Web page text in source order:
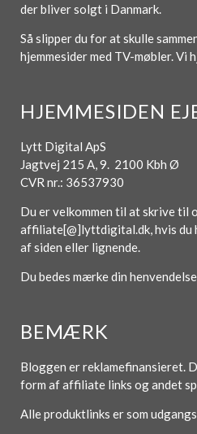
der bliver solgt i Danmark.
Så slipper du for at skulle
hjemmesider med TV-møbler. Vi
HJEMMESIDEN
Lytt Digital ApS
Jagtvej 215 A, 9. 2100 Kbh Ø
CVR nr.: 36537930
Du er velkommen til at skrive til
affiliate[@]lyttdigital.dk, hvis
af siden eller lignende.
Du bedes mærke din
BEMÆRK
Bloggen er reklamefinansieret.
form af affiliate links og andet
Alle produktlinks er som